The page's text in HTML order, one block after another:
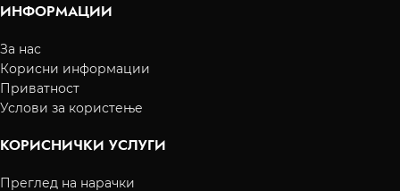
ИНФОРМАЦИИ
За нас
Корисни информации
Приватност
Услови за користење
КОРИСНИЧКИ УСЛУГИ
Преглед на нарачки